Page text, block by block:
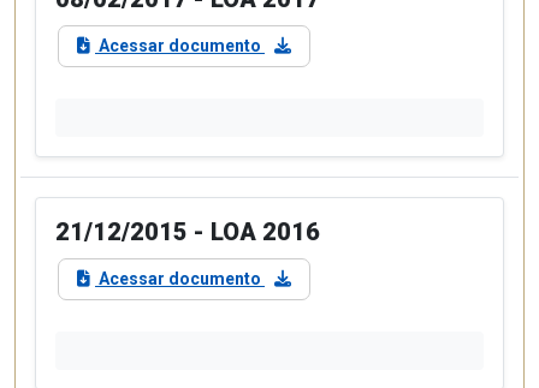
Acessar documento
21/12/2015 - LOA 2016
Acessar documento